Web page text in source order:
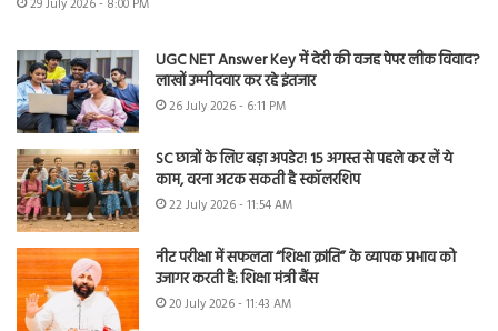
29 July 2026 - 8:00 PM
UGC NET Answer Key में देरी की वजह पेपर लीक विवाद?
लाखों उम्मीदवार कर रहे इंतजार
26 July 2026 - 6:11 PM
SC छात्रों के लिए बड़ा अपडेट! 15 अगस्त से पहले कर लें ये
काम, वरना अटक सकती है स्कॉलरशिप
22 July 2026 - 11:54 AM
नीट परीक्षा में सफलता “शिक्षा क्रांति” के व्यापक प्रभाव को
उजागर करती है: शिक्षा मंत्री बैंस
20 July 2026 - 11:43 AM